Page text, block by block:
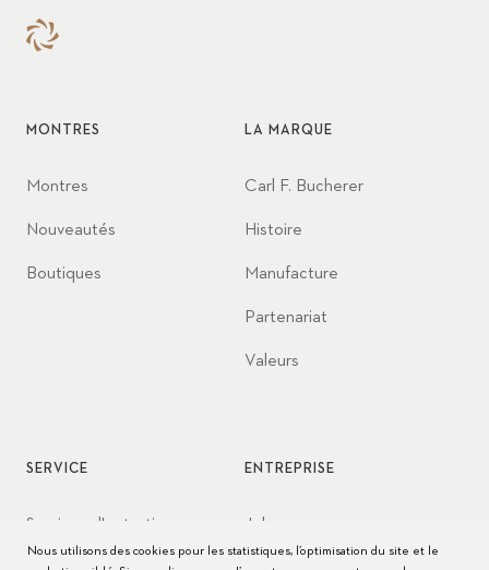
MONTRES
Montres
Nouveautés
Boutiques
LA MARQUE
Carl F. Bucherer
Histoire
Manufacture
Partenariat
Valeurs
SERVICE
Services d'entretien
ENTREPRISE
Jobs
Nous utilisons des cookies pour les statistiques, l’optimisation du site et le